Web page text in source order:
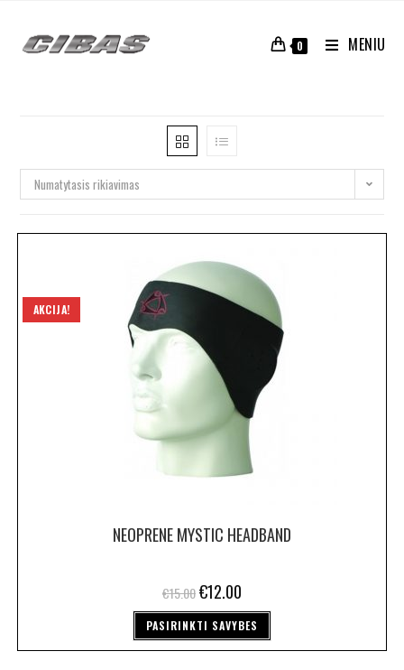
0 MENIU
Numatytasis rikiavimas
AKCIJA!
NEOPRENE MYSTIC HEADBAND
€15.00€12.00
PASIRINKTI SAVYBES